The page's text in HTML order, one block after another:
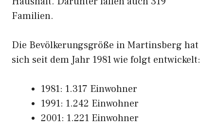
Familien.
Die Bevölkerungsgröße in Martinsberg hat
sich seit dem Jahr 1981 wie folgt entwickelt:
1981: 1.317 Einwohner
1991: 1.242 Einwohner
2001: 1.221 Einwohner